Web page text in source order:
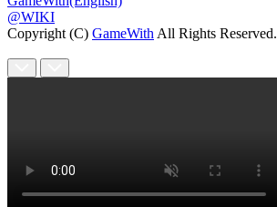
@WIKI
Copyright (C) GameWith All Rights Reserved.